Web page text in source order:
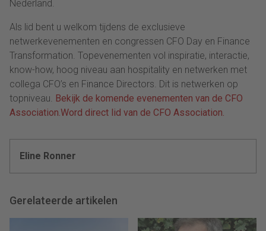
Nederland.
Als lid bent u welkom tijdens de exclusieve
netwerkevenementen en congressen CFO Day en Finance
Transformation. Topevenementen vol inspiratie, interactie,
know-how, hoog niveau aan hospitality en netwerken met
collega CFO’s en Finance Directors. Dit is netwerken op
topniveau. Bekijk de komende evenementen van de CFO
Association.Word direct lid van de CFO Association.
Eline Ronner
Gerelateerde artikelen